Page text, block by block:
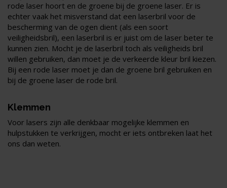
rode laser hoort en de groene bij de groene laser. Er is
echter vaak het misverstand dat een laserbril voor de
bescherming van de ogen dient (als een soort
veiligheidsbril), een laserbril is er juist om de laser beter te
kunnen zien. Mocht je de laserbril toch als veiligheids bril
willen gebruiken, dan moet je de verkeerde kleur bril kiezen.
Bij een rode laser moet je dan de groene bril gebruiken en
bij de groene laser de rode bril.
Klemmen
Voor lasers zijn alle denkbaar mogelijke klemmen en
hulpstukken te verkrijgen, mocht er iets ontbreken laat het
ons dan weten.